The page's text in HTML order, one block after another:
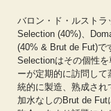
バロン・ド・ルスト
Selection (40%)、
(40% & Brut de Fut)で
Selectionはその個性
ーが定期的に訪問し
統的に製造、熟成され
加水なしのBrut de Fut